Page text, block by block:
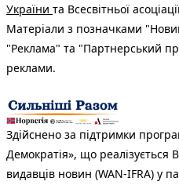
України та Всесвітньої
Матеріали з позначками
"Реклама" та "Партнерський
реклами.
Здійснено за підтримки
Демократія», що реалізується
видавців новин (WAN-IFRA) у